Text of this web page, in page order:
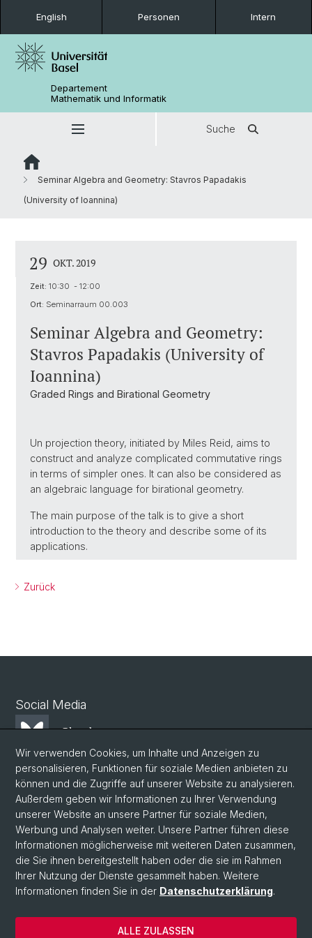
English Personen Intern
Departement
Mathematik und Informatik
Suche
Seminar Algebra and Geometry: Stavros Papadakis
(University of Ioannina)
29 OKT. 2019
Zeit: 10:30 - 12:00
Ort: Seminarraum 00.003
Seminar Algebra and Geometry:
Stavros Papadakis (University of
Ioannina)
Graded Rings and Birational Geometry
Un projection theory, initiated by Miles Reid, aims to
construct and analyze complicated commutative rings
in terms of simpler ones. It can also be considered as
an algebraic language for birational geometry.
The main purpose of the talk is to give a short
introduction to the theory and describe some of its
applications.
Zurück
Social Media
Bluesky
Mastodon
LinkedIn
Instagram
© Universität Basel
Wir verwenden Cookies, um Inhalte und Anzeigen zu
personalisieren, Funktionen für soziale Medien anbieten zu
können und die Zugriffe auf unserer Website zu analysieren.
Außerdem geben wir Informationen zu Ihrer Verwendung
unserer Website an unsere Partner für soziale Medien,
Werbung und Analysen weiter. Unsere Partner führen diese
Informationen möglicherweise mit weiteren Daten zusammen,
die Sie ihnen bereitgestellt haben oder die sie im Rahmen
Ihrer Nutzung der Dienste gesammelt haben. Weitere
Informationen finden Sie in der Datenschutzerklärung.
ALLE ZULASSEN